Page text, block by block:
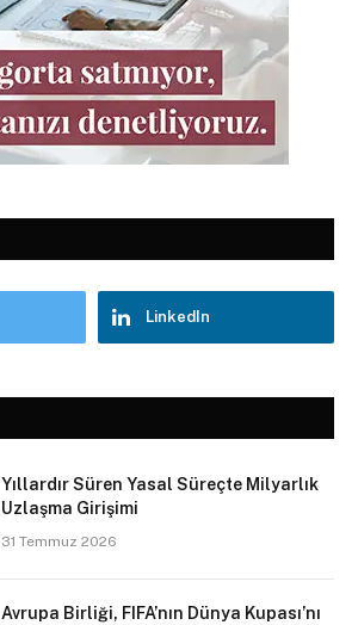
LinkedIn
Yıllardır Süren Yasal Süreçte Milyarlık
Uzlaşma Girişimi
31 Temmuz 2026
Avrupa Birliği, FIFA’nın Dünya Kupası’nı